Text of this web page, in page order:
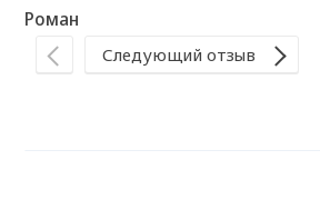
Роман
Следующий отзыв